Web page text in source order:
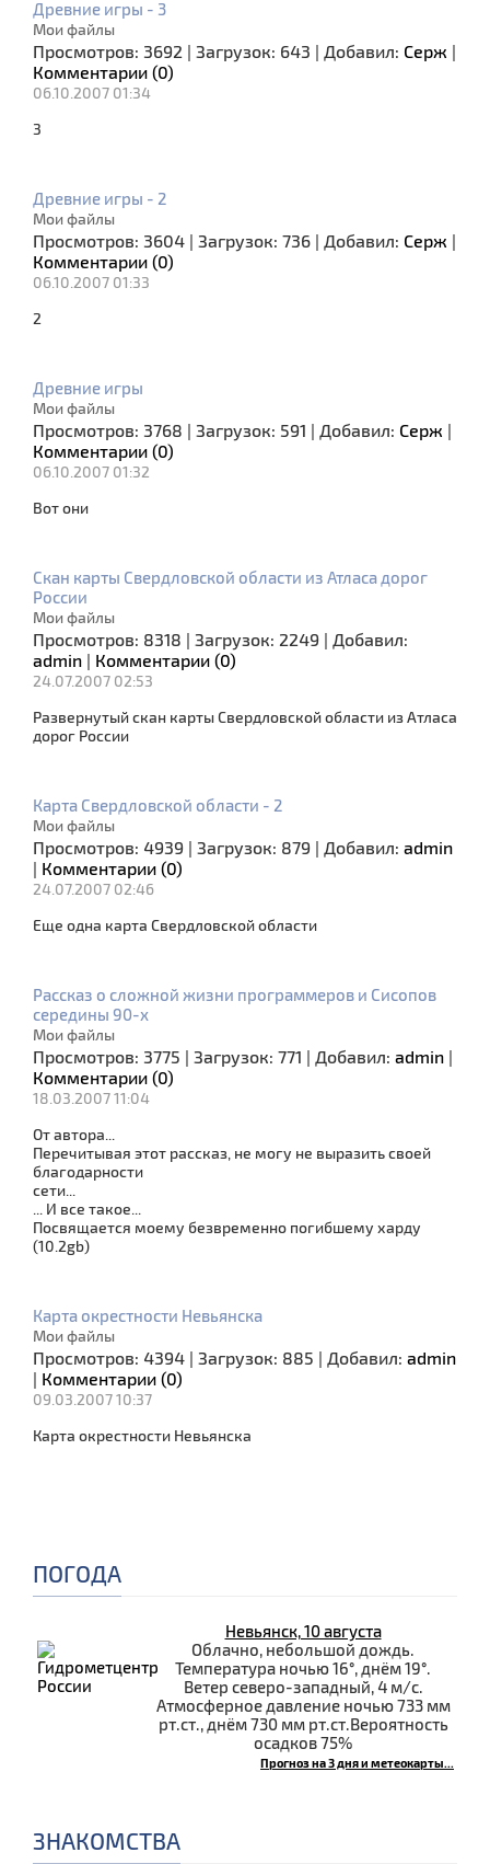
Древние игры - 3
Мои файлы
Просмотров: 3692 | Загрузок: 643 | Добавил: Серж |
Комментарии (0)
06.10.2007 01:34
3
Древние игры - 2
Мои файлы
Просмотров: 3604 | Загрузок: 736 | Добавил: Серж |
Комментарии (0)
06.10.2007 01:33
2
Древние игры
Мои файлы
Просмотров: 3768 | Загрузок: 591 | Добавил: Серж |
Комментарии (0)
06.10.2007 01:32
Вот они
Скан карты Свердловской области из Атласа дорог
России
Мои файлы
Просмотров: 8318 | Загрузок: 2249 | Добавил:
admin | Комментарии (0)
24.07.2007 02:53
Развернутый скан карты Свердловской области из Атласа
дорог России
Карта Свердловской области - 2
Мои файлы
Просмотров: 4939 | Загрузок: 879 | Добавил: admin
| Комментарии (0)
24.07.2007 02:46
Еще одна карта Свердловской области
Рассказ о сложной жизни программеров и Сисопов
середины 90-х
Мои файлы
Просмотров: 3775 | Загрузок: 771 | Добавил: admin |
Комментарии (0)
18.03.2007 11:04
От автоpа...
Пеpечитывая этот pассказ, не могу не выpазить своей
благодаpности
сети...
... И все такое...
Посвящается моему безвременно погибшему харду
(10.2gb)
Карта окрестности Невьянска
Мои файлы
Просмотров: 4394 | Загрузок: 885 | Добавил: admin
| Комментарии (0)
09.03.2007 10:37
Карта окрестности Невьянска
ПОГОДА
Невьянск, 10 августа
Облачно, небольшой дождь.
Температура ночью 16°, днём 19°.
Ветер северо-западный, 4 м/с.
Атмосферное давление ночью 733 мм
рт.ст., днём 730 мм рт.ст.Вероятность
осадков 75%
Прогноз на 3 дня и метеокарты...
ЗНАКОМСТВА